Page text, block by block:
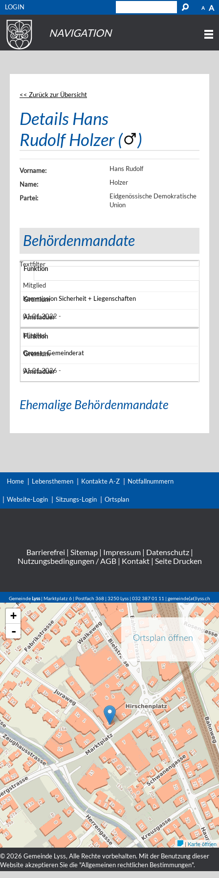
A A
LOGIN
NAVIGATION
<< Zurück zur Übersicht
Details Hans
Rudolf Holzer (
)
Vorname:
Hans Rudolf
Name:
Holzer
Partei:
Eidgenössische Demokratische
Union
Behördenmandate
Textfilter
Mitglied
Kommission Sicherheit + Liegenschaften
01.01.2022 -
Mitglied
Grosser Gemeinderat
01.01.2026 -
Ehemalige Behördenmandate
Home Lebensthemen Kontakte A-Z Notfallnummern
Website-Login Sitzungs-Login Ortsplan
Barrierefrei | Sitemap| Impressum| Datenschutz|
Nutzungsbedingungen / AGB| Kontakt| Seite Drucken
GemeindeLyss| Marktplatz 6 | Postfach 368 | 3250 Lyss | 032 387 01 11 | gemeinde(at)lyss.ch
© 2026 Gemeinde Lyss, Alle Rechte vorbehalten. Mit der Benutzung dieser
Website akzeptieren Sie die "Allgemeinen rechtlichen Bestimmungen".